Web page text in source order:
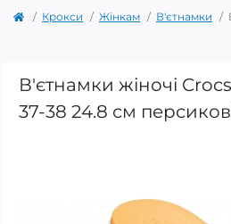
Крокси Жінкам В'єтнамки
В'єтнамки жіночі
37-38 24.8 см